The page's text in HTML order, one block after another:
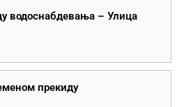
водоснабдевања – Улица
прекиду